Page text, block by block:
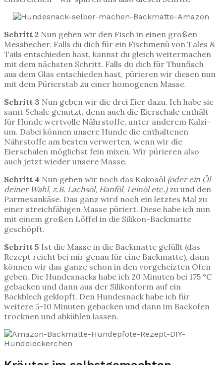
Schritt 2 Nun geben wir den Fisch in einen großen
Messbecher. Falls du dich für ein Fischmenü von Tales &
Tails entschieden hast, kannst du gleich weitermachen
mit dem nächsten Schritt. Falls du dich für Thunfisch
aus dem Glas entschieden hast, pürieren wir diesen nun
mit dem Pürierstab zu einer homogenen Masse.
Schritt 3 Nun geben wir die drei Eier dazu. Ich habe sie
samt Schale genutzt, denn auch die Eierschale enthält
für Hunde wertvolle Nährstoffe, unter anderem Kal­zi­
um­. Dabei können unsere Hunde die enthaltenen
Nährstoffe am besten verwerten, wenn wir die
Eierschalen möglichst fein mixen. Wir pürieren also
auch jetzt wieder unsere Masse.
Schritt 4 Nun geben wir noch das Kokosöl (oder ein Öl
deiner Wahl, z.B. Lachsöl, Hanföl, Leinöl etc.) zu und den
Parmesankäse. Das ganz wird noch ein letztes Mal zu
einer streichfähigen Masse püriert. Diese habe ich nun
mit einem großen Löffel in die Silikon-Backmatte
geschöpft.
Schritt 5 Ist die Masse in die Backmatte gefüllt (das
Rezept reicht bei mir genau für eine Backmatte), dann
können wir das ganze schon in den vorgeheizten Ofen
geben. Die Hundesnacks habe ich 20 Minuten bei 175 °C
gebacken und dann aus der Silikonform auf ein
Backblech geklopft. Den Hundesnack habe ich für
weitere 5-10 Minuten gebacken und dann im Backofen
trocknen und abkühlen lassen.